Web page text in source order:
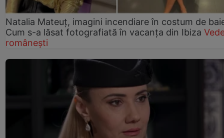
Natalia Mateuț, imagini incendiare în costum de
Cum s-a lăsat fotografiată în vacanța din Ibiza
românești